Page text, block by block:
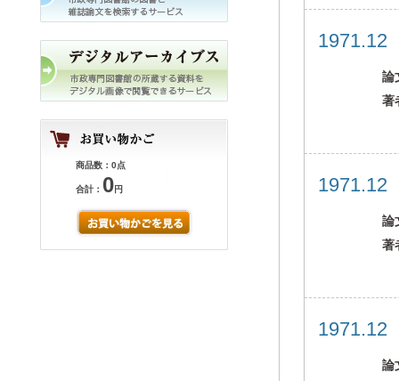
商品数：0点
合計： 0円
論
著
論
著
論